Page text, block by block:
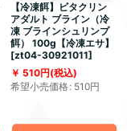
【冷凍餌】ビタクリン
アダルト ブライン（冷
凍 ブラインシュリンプ
餌） 100g【冷凍エサ】
[zt04-30921011]
510円(税込)
希望小売価格: 510円